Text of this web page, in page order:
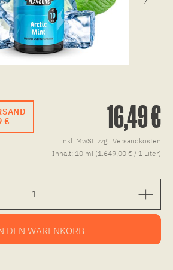
€
16,49 €
inkl. MwSt. zzgl. Versandkosten
Inhalt: 10 ml (1.649,00 € / 1 Liter)
DEN WARENKORB